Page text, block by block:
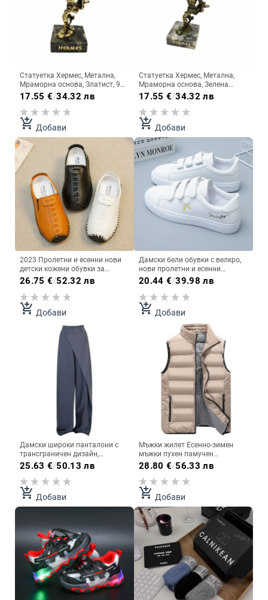
Статуетка Хермес, Метална,
Мраморна основа, Златист, 9
см
17.55 €/34.32 лв
add_shopping_cart Добави
Статуетка Хермес, Метална,
Мраморна основа, Зелена
оксидация, 9 см
17.55 €/34.32 лв
add_shopping_cart Добави
2023 Пролетни и есенни нови
детски кожени обувки за
момчета в британски стил с
мека подметка, пришити
ежедневни обувки без връзки
26.75 €/52.32 лв
add_shopping_cart Добави
Дамски бели обувки с велкро,
нови пролетни и есенни
бродирани обувки в корейски
стил, модерни, универсални,
ежедневни, плоски, бели
20.44 €/39.98 лв
add_shopping_cart Добави
Дамски широки панталони с
трансграничен дизайн,
корейски стил, за пътуване до
работа, прости, свободни,
ежедневни, прави, дълги
панталони
25.63 €/50.13 лв
add_shopping_cart Добави
Мъжки жилет Есенно-зимен
мъжки пухен памучен
ежедневен жилет Мъжки тънък
жилет за двойки Мъжко връхно
облекло
28.80 €/56.33 лв
add_shopping_cart Добави